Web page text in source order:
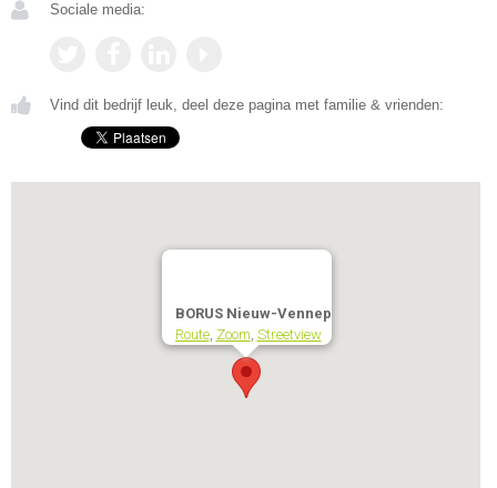
Sociale media:
Vind dit bedrijf leuk, deel deze pagina met familie & vrienden:
BORUS Nieuw-Vennep
Route, Zoom, Streetview